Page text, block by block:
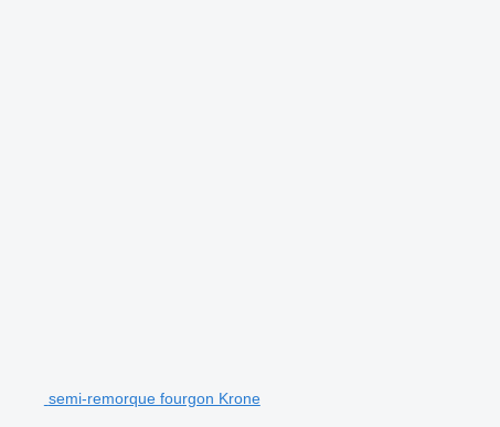
semi-remorque fourgon Krone